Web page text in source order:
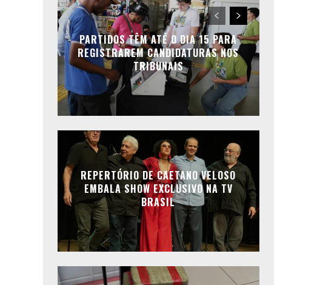
PARTIDOS TÊM ATÉ O DIA 15 PARA
REGISTRAREM CANDIDATURAS NOS
TRIBUNAIS
REPERTÓRIO DE CAETANO VELOSO
EMBALA SHOW EXCLUSIVO NA TV
BRASIL